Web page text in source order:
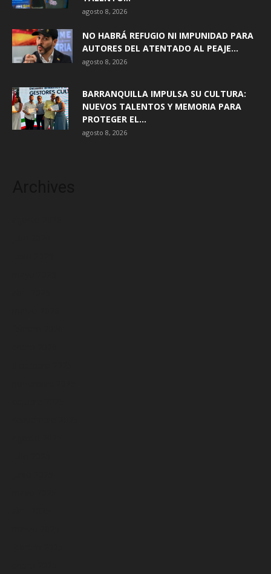
agosto 8, 2026
NO HABRÁ REFUGIO NI IMPUNIDAD PARA
AUTORES DEL ATENTADO AL PEAJE...
agosto 8, 2026
BARRANQUILLA IMPULSA SU CULTURA:
NUEVOS TALENTOS Y MEMORIA PARA
PROTEGER EL...
agosto 8, 2026